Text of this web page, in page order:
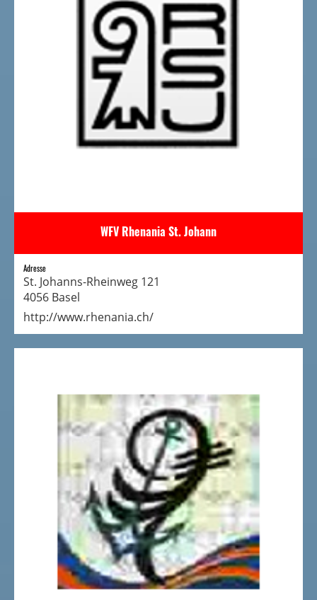
WFV Rhenania St. Johann
Adresse
St. Johanns-Rheinweg 121
4056 Basel
http://www.rhenania.ch/